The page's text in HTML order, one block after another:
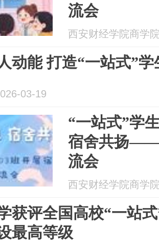
流会
西安财经学院商学
动能 打造“一站式”
03-19
“一站式”学
宿舍共扬——
流会
西安财经学院商学
获评全国高校“一站
最高等级